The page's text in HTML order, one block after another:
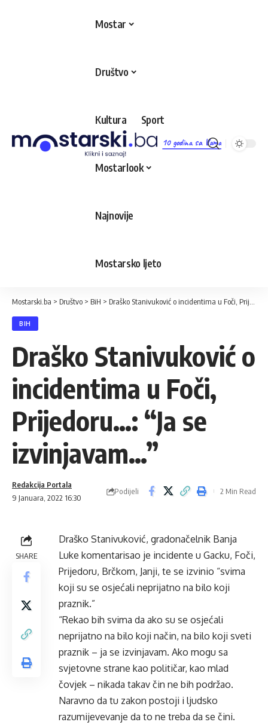
10 godina sa Vama
Mostar
Društvo
Kultura Sport
Mostarlook
Najnovije
Mostarsko ljeto
Mostarski.ba > Društvo > BiH > Draško Stanivuković o incidentima u Foči, Prijedoru…: “Ja se izvinjavam…”
BIH
Draško Stanivuković o
incidentima u Foči,
Prijedoru…: “Ja se
izvinjavam…”
9 Januara, 2022 16:30
Redakcija Portala
Podijeli 2 Min Read
SHARE
Draško Stanivuković, gradonačelnik Banja
Luke komentarisao je incidente u Gacku, Foči,
Prijedoru, Brčkom, Janji, te se izvinio “svima
koji su se osjećali neprijatno na bilo koji
praznik.”
“Rekao bih svima da ako su se osjećali
neprijatno na bilo koji način, na bilo koji sveti
praznik – ja se izvinjavam. Ako mogu sa
svjetovne strane kao političar, kao mlad
čovjek – nikada takav čin ne bih podržao.
Naravno da tu zakon postoji i ljudsko
razumijevevanje da to ne treba da se čini.